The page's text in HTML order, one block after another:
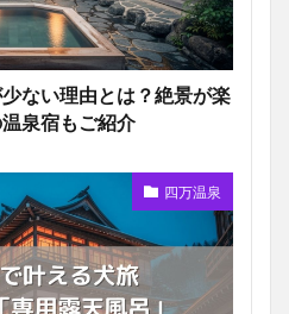
ない理由とは？絶景が楽
泉宿もご紹介
四万温泉